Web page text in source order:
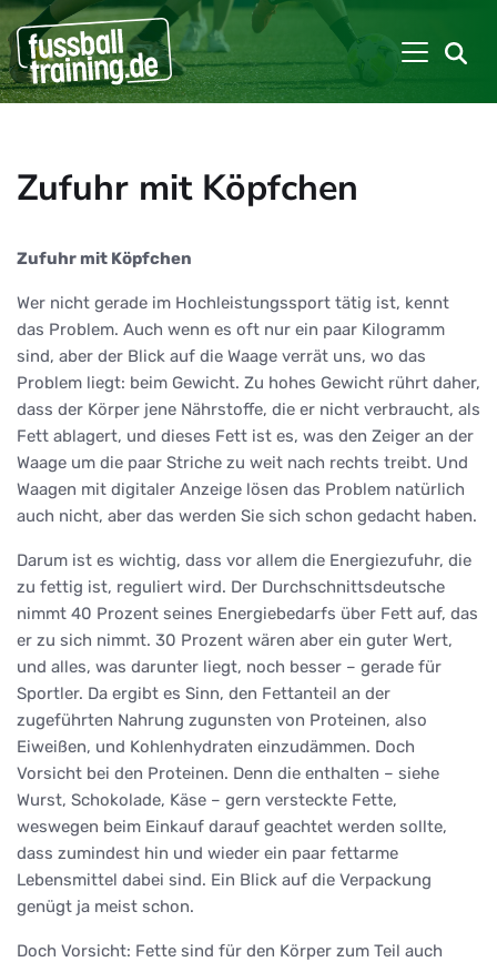
Zufuhr mit Köpfchen
Zufuhr mit Köpfchen
Wer nicht gerade im Hochleistungssport tätig ist, kennt
das Problem. Auch wenn es oft nur ein paar Kilogramm
sind, aber der Blick auf die Waage verrät uns, wo das
Problem liegt: beim Gewicht. Zu hohes Gewicht rührt daher,
dass der Körper jene Nährstoffe, die er nicht verbraucht, als
Fett ablagert, und dieses Fett ist es, was den Zeiger an der
Waage um die paar Striche zu weit nach rechts treibt. Und
Waagen mit digitaler Anzeige lösen das Problem natürlich
auch nicht, aber das werden Sie sich schon gedacht haben.
Darum ist es wichtig, dass vor allem die Energiezufuhr, die
zu fettig ist, reguliert wird. Der Durchschnittsdeutsche
nimmt 40 Prozent seines Energiebedarfs über Fett auf, das
er zu sich nimmt. 30 Prozent wären aber ein guter Wert,
und alles, was darunter liegt, noch besser – gerade für
Sportler. Da ergibt es Sinn, den Fettanteil an der
zugeführten Nahrung zugunsten von Proteinen, also
Eiweißen, und Kohlenhydraten einzudämmen. Doch
Vorsicht bei den Proteinen. Denn die enthalten – siehe
Wurst, Schokolade, Käse – gern versteckte Fette,
weswegen beim Einkauf darauf geachtet werden sollte,
dass zumindest hin und wieder ein paar fettarme
Lebensmittel dabei sind. Ein Blick auf die Verpackung
genügt ja meist schon.
Doch Vorsicht: Fette sind für den Körper zum Teil auch